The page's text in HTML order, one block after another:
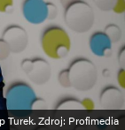
Turek. Zdroj: Profimedia